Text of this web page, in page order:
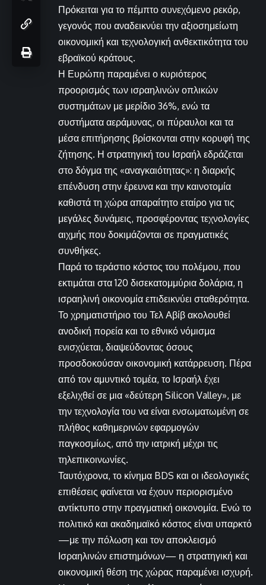
Πρόκειται για το πέμπτο συνεχόμενο ρεκόρ,
γεγονός που αναδεικνύει την αξιοσημείωτη
οικονομική και τεχνολογική ανθεκτικότητα του
εβραϊκού κράτους.
Η Ευρώπη παραμένει ο κυριότερος
προορισμός των ισραηλινών οπλικών
συστημάτων με μερίδιο 36%, ενώ τα
συστήματα αεράμυνας, οι πύραυλοι και τα
μέσα επιτήρησης βρίσκονται στην κορυφή της
ζήτησης. Η στρατηγική του Ισραήλ εδράζεται
στο δόγμα της «αναγκαιότητας»: η διαρκής
επένδυση στην έρευνα και την καινοτομία
καθιστά τη χώρα απαραίτητο εταίρο για τις
μεγάλες δυνάμεις, προσφέροντας τεχνολογίες
αιχμής που δοκιμάζονται σε πραγματικές
συνθήκες.
Παρά το τεράστιο κόστος του πολέμου, που
εκτιμάται στα 120 δισεκατομμύρια δολάρια, η
ισραηλινή οικονομία επιδεικνύει σταθερότητα.
Το χρηματιστήριο του Τελ Αβίβ ακολουθεί
ανοδική πορεία και το εθνικό νόμισμα
ενισχύεται, διαψεύδοντας όσους
προσδοκούσαν οικονομική κατάρρευση. Πέρα
από τον αμυντικό τομέα, το Ισραήλ έχει
εξελιχθεί σε μια «δεύτερη Silicon Valley», με
την τεχνολογία του να είναι ενσωματωμένη σε
πλήθος καθημερινών εφαρμογών
παγκοσμίως, από την ιατρική μέχρι τις
τηλεπικοινωνίες.
Ταυτόχρονα, το κίνημα BDS και οι ιδεολογικές
επιθέσεις φαίνεται να έχουν περιορισμένο
αντίκτυπο στην πραγματική οικονομία. Ενώ το
πολιτικό και ακαδημαϊκό κόστος είναι υπαρκτό
—με την πόλωση και τον αποκλεισμό
Ισραηλινών επιστημόνων— η στρατηγική και
οικονομική θέση της χώρας παραμένει ισχυρή.